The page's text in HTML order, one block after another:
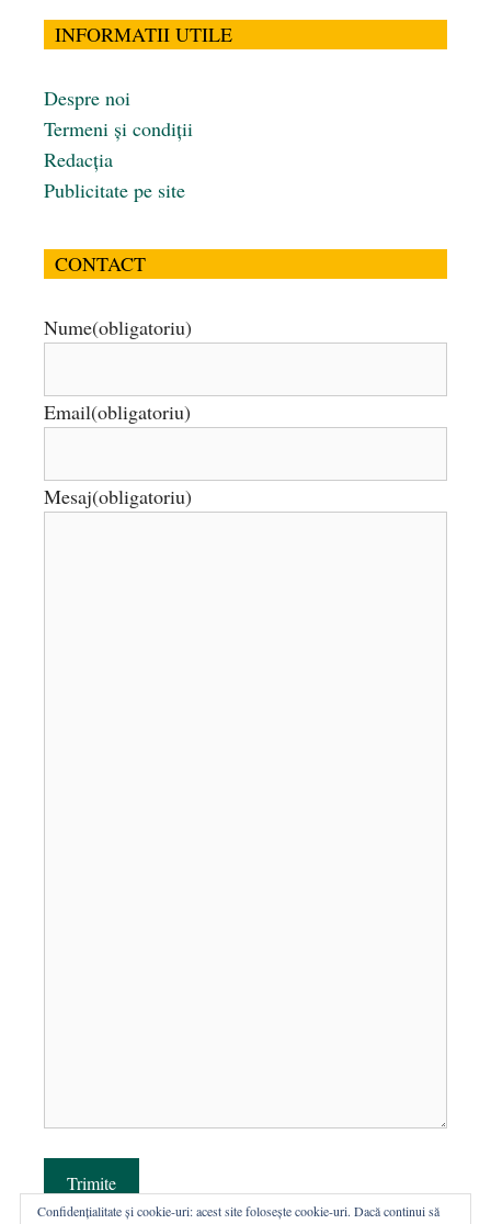
INFORMATII UTILE
Despre noi
Termeni și condiții
Redacția
Publicitate pe site
CONTACT
Nume(obligatoriu)
Email(obligatoriu)
Mesaj(obligatoriu)
Trimite
Confidențialitate și cookie-uri: acest site folosește cookie-uri. Dacă continui să